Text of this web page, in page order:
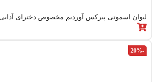
لیوان اسموتی پیرکس آوردیم مخصوص دخترای اَدایی
-20%